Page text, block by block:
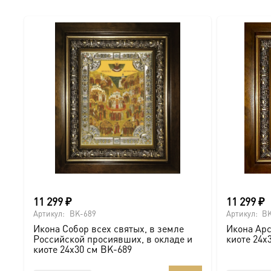
11 299₽
Артикул: BK-689
Икона Собор всех святых, в земле
Российской просиявших, в окладе и
киоте 24х30 см BK-689
11 299₽
Артикул:
Икона
киоте